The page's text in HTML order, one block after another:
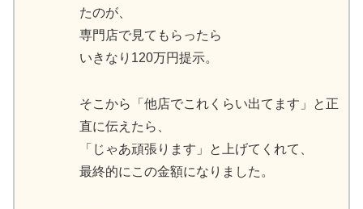
たのが、
専門店で見てもらったら
いきなり120万円提示。
そこから「他店でこれくらい出てます」と正
直に伝えたら、
「じゃあ頑張ります」と上げてくれて、
最終的にこの金額になりました。